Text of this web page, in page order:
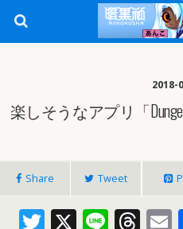
2018-
楽しそうなアプリ「
Share Tweet
T X Li T